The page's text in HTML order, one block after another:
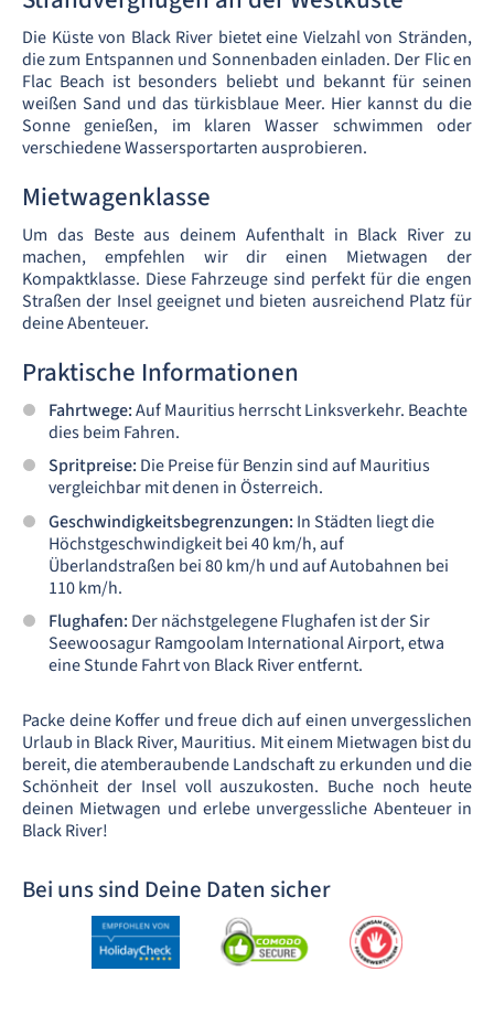
Die Küste von Black River bietet eine Vielzahl von Stränden,
die zum Entspannen und Sonnenbaden einladen. Der Flic en
Flac Beach ist besonders beliebt und bekannt für seinen
weißen Sand und das türkisblaue Meer. Hier kannst du die
Sonne genießen, im klaren Wasser schwimmen oder
verschiedene Wassersportarten ausprobieren.
Mietwagenklasse
Um das Beste aus deinem Aufenthalt in Black River zu
machen, empfehlen wir dir einen Mietwagen der
Kompaktklasse. Diese Fahrzeuge sind perfekt für die engen
Straßen der Insel geeignet und bieten ausreichend Platz für
deine Abenteuer.
Praktische Informationen
Fahrtwege:Auf Mauritius herrscht Linksverkehr. Beachte
dies beim Fahren.
Spritpreise: Die Preise für Benzin sind auf Mauritius
vergleichbar mit denen in Österreich.
Geschwindigkeitsbegrenzungen: In Städten liegt die
Höchstgeschwindigkeit bei 40 km/h, auf
Überlandstraßen bei 80 km/h und auf Autobahnen bei
110 km/h.
Flughafen: Der nächstgelegene Flughafen ist der Sir
Seewoosagur Ramgoolam International Airport, etwa
eine Stunde Fahrt von Black River entfernt.
Packe deine Koffer und freue dich auf einen unvergesslichen
Urlaub in Black River, Mauritius. Mit einem Mietwagen bist du
bereit, die atemberaubende Landschaft zu erkunden und die
Schönheit der Insel voll auszukosten. Buche noch heute
deinen Mietwagen und erlebe unvergessliche Abenteuer in
Black River!
Bei uns sind Deine Daten sicher